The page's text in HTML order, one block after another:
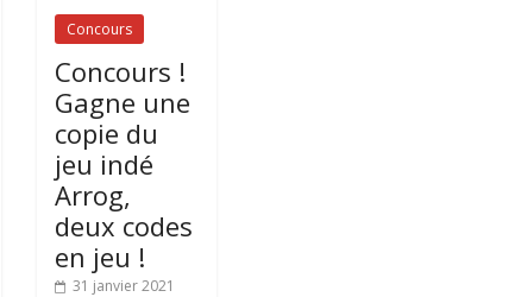
Concours
Concours !
Gagne une
copie du
jeu indé
Arrog,
deux codes
en jeu !
31 janvier 2021